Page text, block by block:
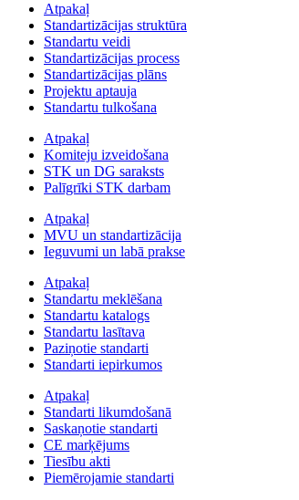
Atpakaļ
Standartizācijas struktūra
Standartu veidi
Standartizācijas process
Standartizācijas plāns
Projektu aptauja
Standartu tulkošana
Atpakaļ
Komiteju izveidošana
STK un DG saraksts
Palīgrīki STK darbam
Atpakaļ
MVU un standartizācija
Ieguvumi un labā prakse
Atpakaļ
Standartu meklēšana
Standartu katalogs
Standartu lasītava
Paziņotie standarti
Standarti iepirkumos
Atpakaļ
Standarti likumdošanā
Saskaņotie standarti
CE marķējums
Tiesību akti
Piemērojamie standarti